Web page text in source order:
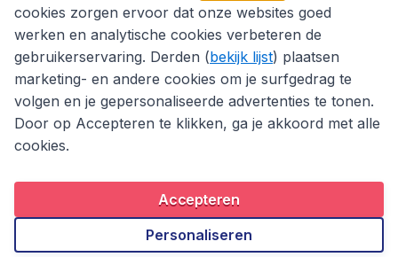
Privacybeleid
Copyright © 2026
cookies zorgen ervoor dat onze websites goed
werken en analytische cookies verbeteren de
gebruikerservaring. Derden (bekijk lijst) plaatsen
marketing- en andere cookies om je surfgedrag te
volgen en je gepersonaliseerde advertenties te tonen.
Door op Accepteren te klikken, ga je akkoord met alle
cookies.
Accepteren
Personaliseren